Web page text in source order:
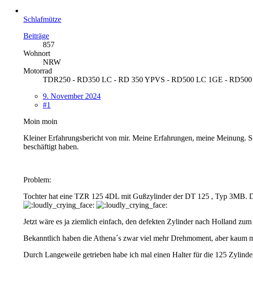
Schlafmütze
Beiträge
857
Wohnort
NRW
Motorrad
TDR250 - RD350 LC - RD 350 YPVS - RD500 LC 1GE -
9. November 2024
#1
Moin moin
Kleiner Erfahrungsbericht von mir. Meine Erfahrungen, meine Meinung.
beschäftigt haben.
Problem:
Tochter hat eine TZR 125 4DL mit Gußzylinder der DT 125 , Typ 3MB.
Jetzt wäre es ja ziemlich einfach, den defekten Zylinder nach Holland
Bekanntlich haben die Athena´s zwar viel mehr Drehmoment, aber
Durch Langeweile getrieben habe ich mal einen Halter für die 125